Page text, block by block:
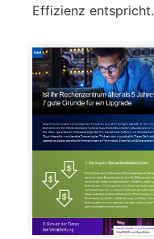
Effizienz entspricht.